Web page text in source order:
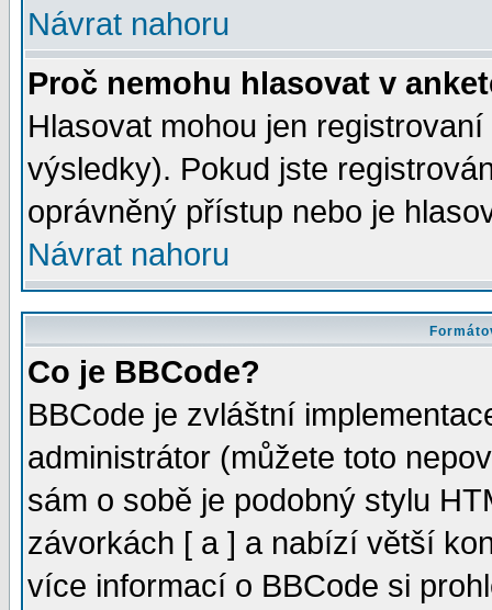
Návrat nahoru
Proč nemohu hlasovat v
Hlasovat mohou jen
výsledky). Pokud jste
oprávněný přístup nebo je
Návrat nahoru
Co je BBCode?
BBCode je zvláštní
administrátor (můžete toto
sám o sobě je podobný stylu
závorkách [ a ] a nabízí větší
více informací o BBCode si